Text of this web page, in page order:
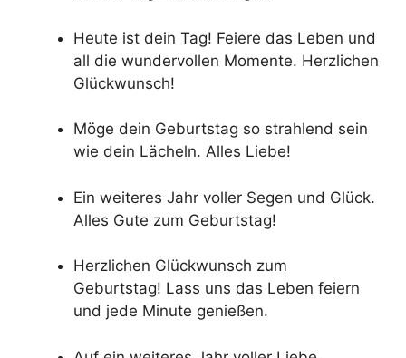
Heute ist dein Tag! Feiere das Leben und
all die wundervollen Momente. Herzlichen
Glückwunsch!
Möge dein Geburtstag so strahlend sein
wie dein Lächeln. Alles Liebe!
Ein weiteres Jahr voller Segen und Glück.
Alles Gute zum Geburtstag!
Herzlichen Glückwunsch zum
Geburtstag! Lass uns das Leben feiern
und jede Minute genießen.